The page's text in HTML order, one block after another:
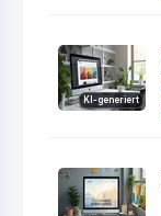
KI-generiert